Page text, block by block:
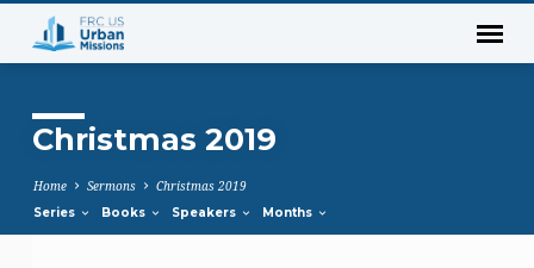
Christmas 2019
Home Sermons Christmas 2019
Series Books Speakers Months